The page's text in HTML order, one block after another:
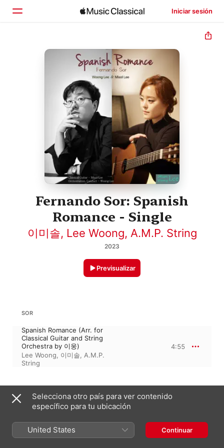
Iniciar sesión
Inicio
Fernando Sor: Spanish
Romance - Single
이미솔, Lee Woong, A.M.P. String
2023
Previsualizar
SOR
Spanish Romance (Arr. for
Classical Guitar and String
Orchestra by 이웅)
Lee Woong, 이미솔, A.M.P.
String
4:55
20 de julio de 2023
1 pista, 4 minutos
℗ 2023 purplepine
Selecciona otro país para ver contenido
específico para tu ubicación
United States Continuar